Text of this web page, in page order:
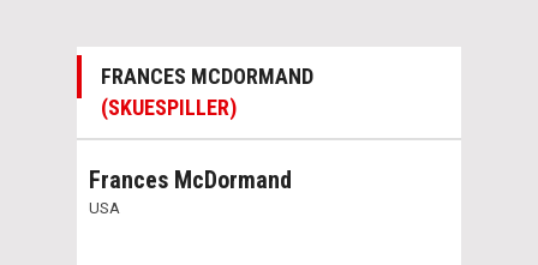
FRANCES MCDORMAND
(SKUESPILLER)
Frances McDormand
USA